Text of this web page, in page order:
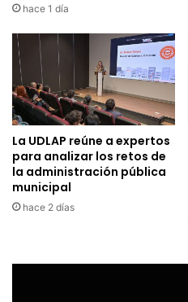
hace 1 día
La UDLAP reúne a expertos
para analizar los retos de
la administración pública
municipal
hace 2 días